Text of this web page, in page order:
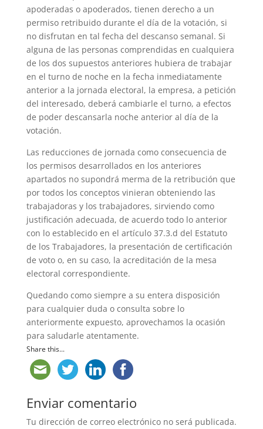
apoderadas o apoderados, tienen derecho a un
permiso retribuido durante el día de la votación, si
no disfrutan en tal fecha del descanso semanal. Si
alguna de las personas comprendidas en cualquiera
de los dos supuestos anteriores hubiera de trabajar
en el turno de noche en la fecha inmediatamente
anterior a la jornada electoral, la empresa, a petición
del interesado, deberá cambiarle el turno, a efectos
de poder descansarla noche anterior al día de la
votación.
Las reducciones de jornada como consecuencia de
los permisos desarrollados en los anteriores
apartados no supondrá merma de la retribución que
por todos los conceptos vinieran obteniendo las
trabajadoras y los trabajadores, sirviendo como
justificación adecuada, de acuerdo todo lo anterior
con lo establecido en el artículo 37.3.d del Estatuto
de los Trabajadores, la presentación de certificación
de voto o, en su caso, la acreditación de la mesa
electoral correspondiente.
Quedando como siempre a su entera disposición
para cualquier duda o consulta sobre lo
anteriormente expuesto, aprovechamos la ocasión
para saludarle atentamente.
Share this...
Enviar comentario
Tu dirección de correo electrónico no será publicada.